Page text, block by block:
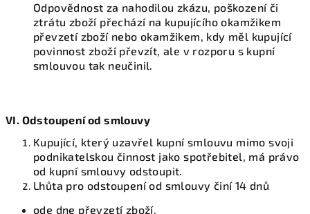
Odpovědnost za nahodilou zkázu, poškození či
ztrátu zboží přechází na kupujícího okamžikem
převzetí zboží nebo okamžikem, kdy měl kupující
povinnost zboží převzít, ale v rozporu s kupní
smlouvou tak neučinil.
VI. Odstoupení od smlouvy
Kupující, který uzavřel kupní smlouvu mimo svoji
podnikatelskou činnost jako spotřebitel, má právo
od kupní smlouvy odstoupit.
Lhůta pro odstoupení od smlouvy činí 14 dnů
ode dne převzetí zboží,